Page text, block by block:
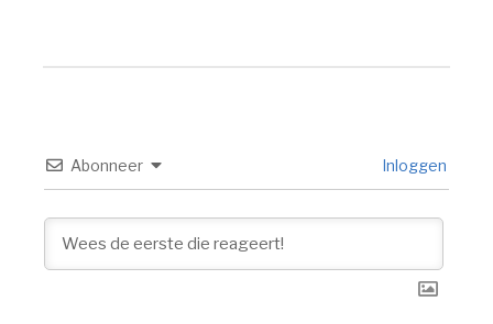
Abonneer Inloggen